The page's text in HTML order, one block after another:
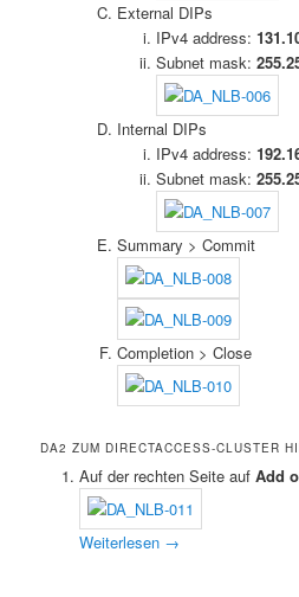
External DIPs
IPv4 address:
Subnet mask:
Internal DIPs
IPv4 address:
Subnet mask:
Summary > Commit
Completion > Close
DA2 ZUM DIRECTACCESS-CLUSTER
Auf der rechten Seite auf Add
Weiterlesen →